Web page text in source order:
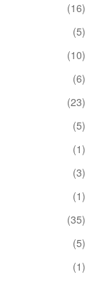
(16)
(5)
(10)
(6)
(23)
(5)
(1)
(3)
(1)
(35)
(5)
(1)